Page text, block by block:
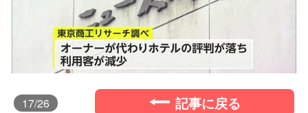
17/26 記事に戻る